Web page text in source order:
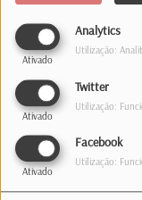
Analytics
Ativado
Utilização:
Twitter
Ativado
Utilização:
Facebook
Ativado
Utilização:
REGULAMENTO DO
Duração:de 06 a 10